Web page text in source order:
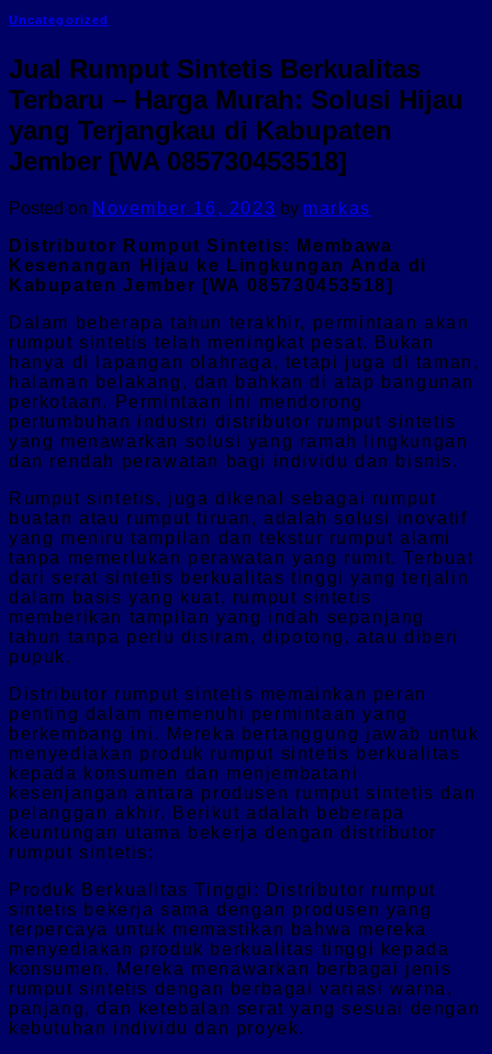
Uncategorized
Jual Rumput Sintetis Berkualitas
Terbaru – Harga Murah: Solusi Hijau
yang Terjangkau di Kabupaten
Jember [WA 085730453518]
Posted on November 16, 2023 by markas
Distributor Rumput Sintetis: Membawa
Kesenangan Hijau ke Lingkungan Anda di
Kabupaten Jember [WA 085730453518]
Dalam beberapa tahun terakhir, permintaan akan
rumput sintetis telah meningkat pesat. Bukan
hanya di lapangan olahraga, tetapi juga di taman,
halaman belakang, dan bahkan di atap bangunan
perkotaan. Permintaan ini mendorong
pertumbuhan industri distributor rumput sintetis
yang menawarkan solusi yang ramah lingkungan
dan rendah perawatan bagi individu dan bisnis.
Rumput sintetis, juga dikenal sebagai rumput
buatan atau rumput tiruan, adalah solusi inovatif
yang meniru tampilan dan tekstur rumput alami
tanpa memerlukan perawatan yang rumit. Terbuat
dari serat sintetis berkualitas tinggi yang terjalin
dalam basis yang kuat, rumput sintetis
memberikan tampilan yang indah sepanjang
tahun tanpa perlu disiram, dipotong, atau diberi
pupuk.
Distributor rumput sintetis memainkan peran
penting dalam memenuhi permintaan yang
berkembang ini. Mereka bertanggung jawab untuk
menyediakan produk rumput sintetis berkualitas
kepada konsumen dan menjembatani
kesenjangan antara produsen rumput sintetis dan
pelanggan akhir. Berikut adalah beberapa
keuntungan utama bekerja dengan distributor
rumput sintetis:
Produk Berkualitas Tinggi: Distributor rumput
sintetis bekerja sama dengan produsen yang
terpercaya untuk memastikan bahwa mereka
menyediakan produk berkualitas tinggi kepada
konsumen. Mereka menawarkan berbagai jenis
rumput sintetis dengan berbagai variasi warna,
panjang, dan ketebalan serat yang sesuai dengan
kebutuhan individu dan proyek.